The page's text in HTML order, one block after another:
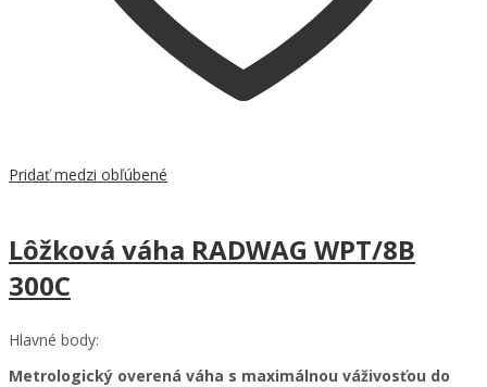
Pridať medzi obľúbené
Lôžková váha RADWAG WPT/8B
300C
Hlavné body:
Metrologický overená váha s maximálnou váživosťou do